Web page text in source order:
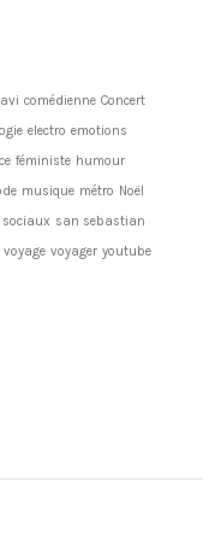
comédienne Concert
electro emotions
féministe humour
musique métro Noël
sociaux san sebastian
voyage voyager youtube